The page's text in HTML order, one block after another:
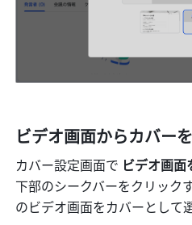
ビデオ画面からカバー
カバー設定画面で ビデオ画面
下部のシークバーをクリック
のビデオ画面をカバーとして